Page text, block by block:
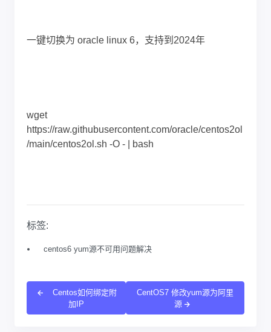
一键切换为 oracle linux 6，支持到2024年
wget
https://raw.githubusercontent.com/oracle/centos2ol
/main/centos2ol.sh -O - | bash
标签:
centos6 yum源不可用问题解决
Centos如何绑定附
加IP
CentOS7 修改yum源为阿里
源